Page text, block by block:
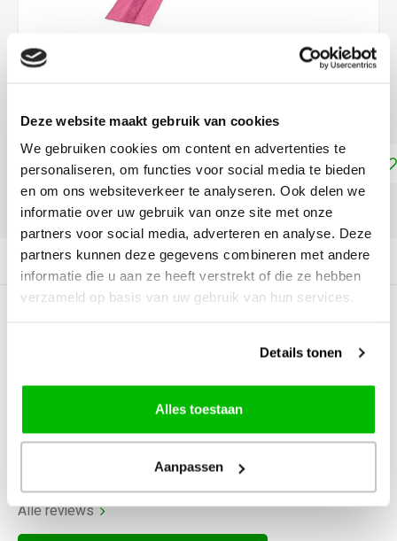
Deze website maakt gebruik van cookies
We gebruiken cookies om content en advertenties te
personaliseren, om functies voor social media te bieden
en om ons websiteverkeer te analyseren. Ook delen we
informatie over uw gebruik van onze site met onze
partners voor social media, adverteren en analyse. Deze
partners kunnen deze gegevens combineren met andere
informatie die u aan ze heeft verstrekt of die ze hebben
verzameld op basis van uw gebruik van hun services.
Details tonen
Alles toestaan
Aanpassen
LEVERTIJD: CA. 1-2 WEKEN
Toevoegen aan winkelwagen
DELEN:
Productomschrijving
Alle reviews